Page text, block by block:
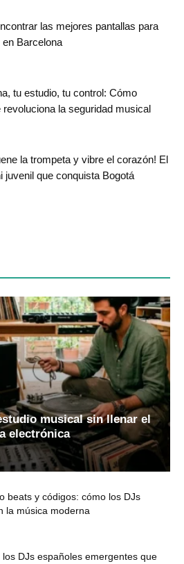
las mejores pantallas para
Barcelona
tu estudio, tu control: Cómo
revoluciona la seguridad musical
la trompeta y vibre el corazón! El
juvenil que conquista Bogotá
musical sin llenar el
electrónica
beats y códigos: cómo los DJs
la música moderna
los DJs españoles emergentes que